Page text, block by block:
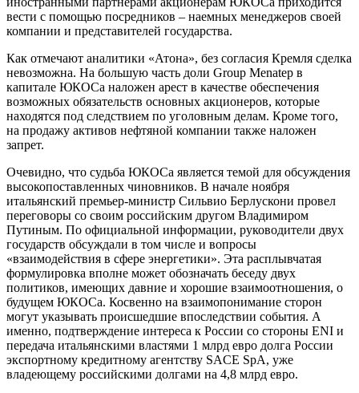
вести с помощью посредников – наемных менеджеров своей
компании и представителей государства.
Как отмечают аналитики «Атона», без согласия Кремля сделка
невозможна. На большую часть доли Group Menatep в
капитале ЮКОСа наложен арест в качестве обеспечения
возможных обязательств основных акционеров, которые
находятся под следствием по уголовным делам. Кроме того,
на продажу активов нефтяной компании также наложен
запрет.
Очевидно, что судьба ЮКОСа является темой для обсуждения
высокопоставленных чиновников. В начале ноября
итальянский премьер-министр Сильвио Берлускони провел
переговоры со своим российским другом Владимиром
Путиным. По официальной информации, руководители двух
государств обсуждали в том числе и вопросы
«взаимодействия в сфере энергетики». Эта расплывчатая
формулировка вполне может обозначать беседу двух
политиков, имеющих давние и хорошие взаимоотношения, о
будущем ЮКОСа. Косвенно на взаимопонимание сторон
могут указывать происшедшие впоследствии события. А
именно, подтверждение интереса к России со стороны ENI и
передача итальянскими властями 1 млрд евро долга России
экспортному кредитному агентству SACE SpA, уже
владеющему российскими долгами на 4,8 млрд евро.